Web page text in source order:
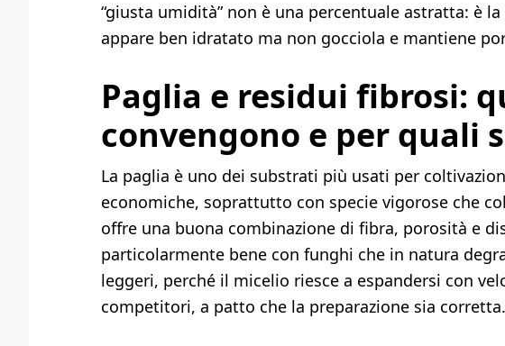
“giusta umidità” non è una percentuale astratta: è
appare ben idratato ma non gocciola e mantiene
Paglia e residui fibrosi:
convengono e per quali
La paglia è uno dei substrati più usati per
economiche, soprattutto con specie vigorose che
offre una buona combinazione di fibra, porosità e
particolarmente bene con funghi che in natura
leggeri, perché il micelio riesce a espandersi con
competitori, a patto che la preparazione sia corretta.